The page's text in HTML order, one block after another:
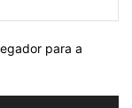
para a